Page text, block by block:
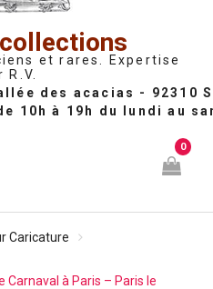
et rares. Expertise
R.V.
0
Caricature
Carnaval à Paris – Paris le